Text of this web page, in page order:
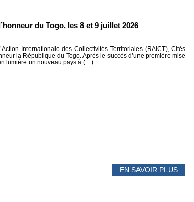
du Togo, les 8 et 9 juillet 2026
Internationale des Collectivités Territoriales (RAICT), Cités
la République du Togo. Après le succès d’une première mise
lumière un nouveau pays à (…)
EN SAVOIR PLUS